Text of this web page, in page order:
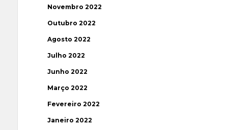
Novembro 2022
Outubro 2022
Agosto 2022
Julho 2022
Junho 2022
Março 2022
Fevereiro 2022
Janeiro 2022